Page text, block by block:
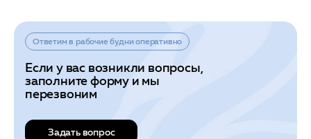
Ответим в рабочие будни оперативно
Если у вас возникли вопросы,
заполните форму и мы
перезвоним
Задать вопрос